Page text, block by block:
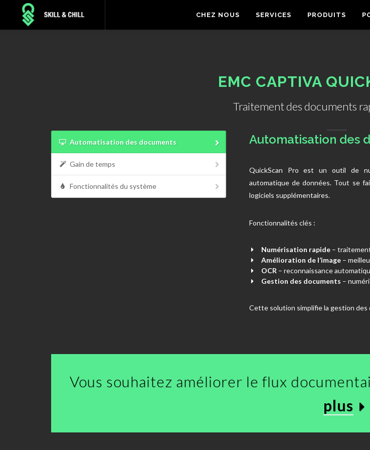
CHEZ NOUS SERVICES PRODUITS
EMC CAPTIVA
Traitement des documents
Automatisation des documents
Gain de temps
Fonctionnalités du système
Automatisation des
QuickScan Pro est un outil de
automatique de données. Tout se
logiciels supplémentaires.
Fonctionnalités clés :
Numérisation rapide –
Amélioration de l’image –
OCR – reconnaissance
Gestion des documents –
Cette solution simplifie la gestion des
Vous souhaitez améliorer le flux
plus